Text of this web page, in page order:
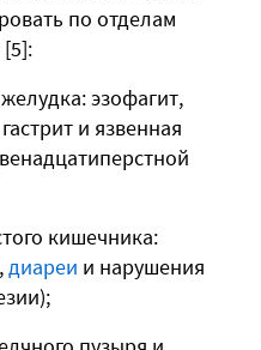
по отделам
эзофагит,
и язвенная
кишечника:
,диареи и нарушения